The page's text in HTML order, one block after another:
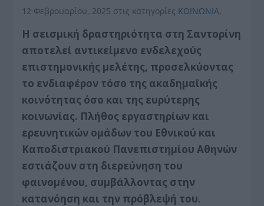
12 Φεβρουαρίου, 2025 στις κατηγορίες ΚΟΙΝΩΝΙΑ,
Η σεισμική δραστηριότητα στη Σαντορίνη
αποτελεί αντικείμενο ενδελεχούς
επιστημονικής μελέτης, προσελκύοντας
το ενδιαφέρον τόσο της ακαδημαϊκής
κοινότητας όσο και της ευρύτερης
κοινωνίας. Πλήθος εργαστηρίων και
ερευνητικών ομάδων του Εθνικού και
Καποδιστριακού Πανεπιστημίου Αθηνών
εστιάζουν στη διερεύνηση του
φαινομένου, συμβάλλοντας στην
κατανόηση και την πρόβλεψή του.